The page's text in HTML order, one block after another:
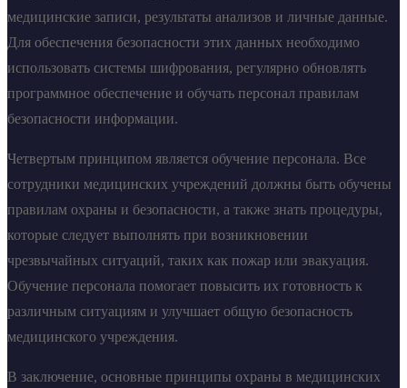
медицинские записи, результаты анализов и личные данные.
Для обеспечения безопасности этих данных необходимо
использовать системы шифрования, регулярно обновлять
программное обеспечение и обучать персонал правилам
безопасности информации.
Четвертым принципом является обучение персонала. Все
сотрудники медицинских учреждений должны быть обучены
правилам охраны и безопасности, а также знать процедуры,
которые следует выполнять при возникновении
чрезвычайных ситуаций, таких как пожар или эвакуация.
Обучение персонала помогает повысить их готовность к
различным ситуациям и улучшает общую безопасность
медицинского учреждения.
В заключение, основные принципы охраны в медицинских